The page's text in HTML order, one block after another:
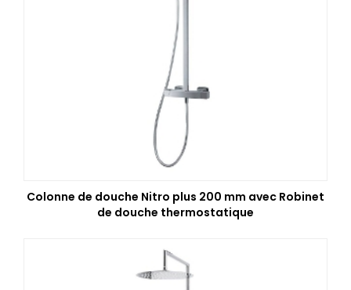
Colonne de douche Nitro plus 200 mm avec Robinet
de douche thermostatique